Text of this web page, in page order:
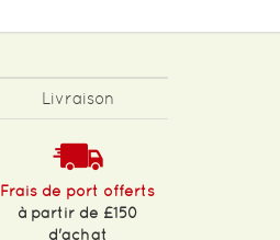
Livraison
Frais de port offerts
à partir de £150
d'achat